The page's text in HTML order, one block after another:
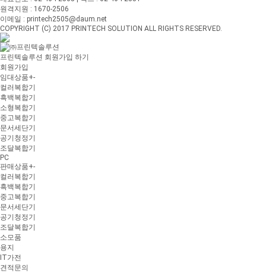
원격지원 : 1670-2506
이메일 : printech2505@daum.net
COPYRIGHT (C) 2017 PRINTECH SOLUTION ALL RIGHTS RESERVED.
프린텍솔루션 회원가입 하기
회원가입
임대상품+-
컬러복합기
흑백복합기
소형복합기
중고복합기
문서세단기
공기청정기
조달복합기
PC
판매상품+-
컬러복합기
흑백복합기
중고복합기
문서세단기
공기청정기
조달복합기
소모품
용지
IT가전
견적문의